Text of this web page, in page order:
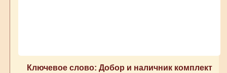
Ключевое слово: Добор и наличник комплект